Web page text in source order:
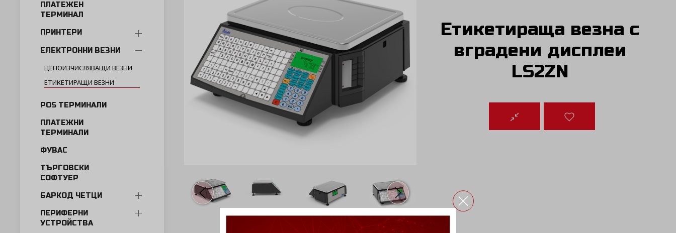
ПЛАТЕЖЕН
ТЕРМИНАЛ
ПРИНТЕРИ
ЕЛЕКТРОННИ ВЕЗНИ
ЦЕНОИЗЧИСЛЯВАЩИ ВЕЗНИ
ЕТИКЕТИРАЩИ ВЕЗНИ
POS ТЕРМИНАЛИ
ПЛАТЕЖНИ
ТЕРМИНАЛИ
ФУВАС
ТЪРГОВСКИ
СОФТУЕР
БАРКОД ЧЕТЦИ
ПЕРИФЕРНИ
УСТРОЙСТВА
Етикетираща везна с
вградени дисплеи
LS2ZN